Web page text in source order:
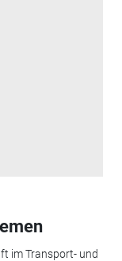
im Transport- und